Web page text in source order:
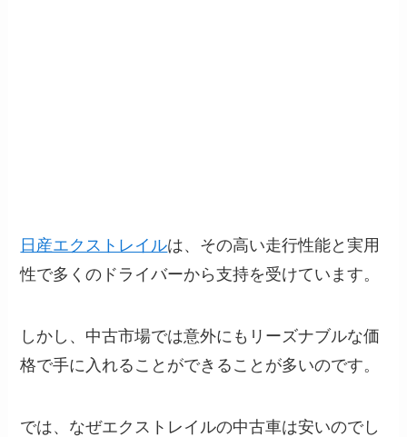
日産エクストレイルは、その高い走行性能と実用
性で多くのドライバーから支持を受けています。
しかし、中古市場では意外にもリーズナブルな価
格で手に入れることができることが多いのです。
では、なぜエクストレイルの中古車は安いのでし